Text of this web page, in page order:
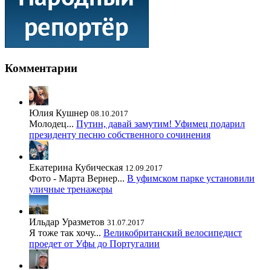
Комментарии
Юлия Кушнер 08.10.2017
Молодец... Путин, давай замутим! Уфимец подарил
президенту песню собственного сочинения
Екатерина Кубическая 12.09.2017
Фото - Марта Вернер... В уфимском парке установили
уличные тренажеры
Ильдар Уразметов 31.07.2017
Я тоже так хочу... Великобританский велосипедист
проедет от Уфы до Португалии